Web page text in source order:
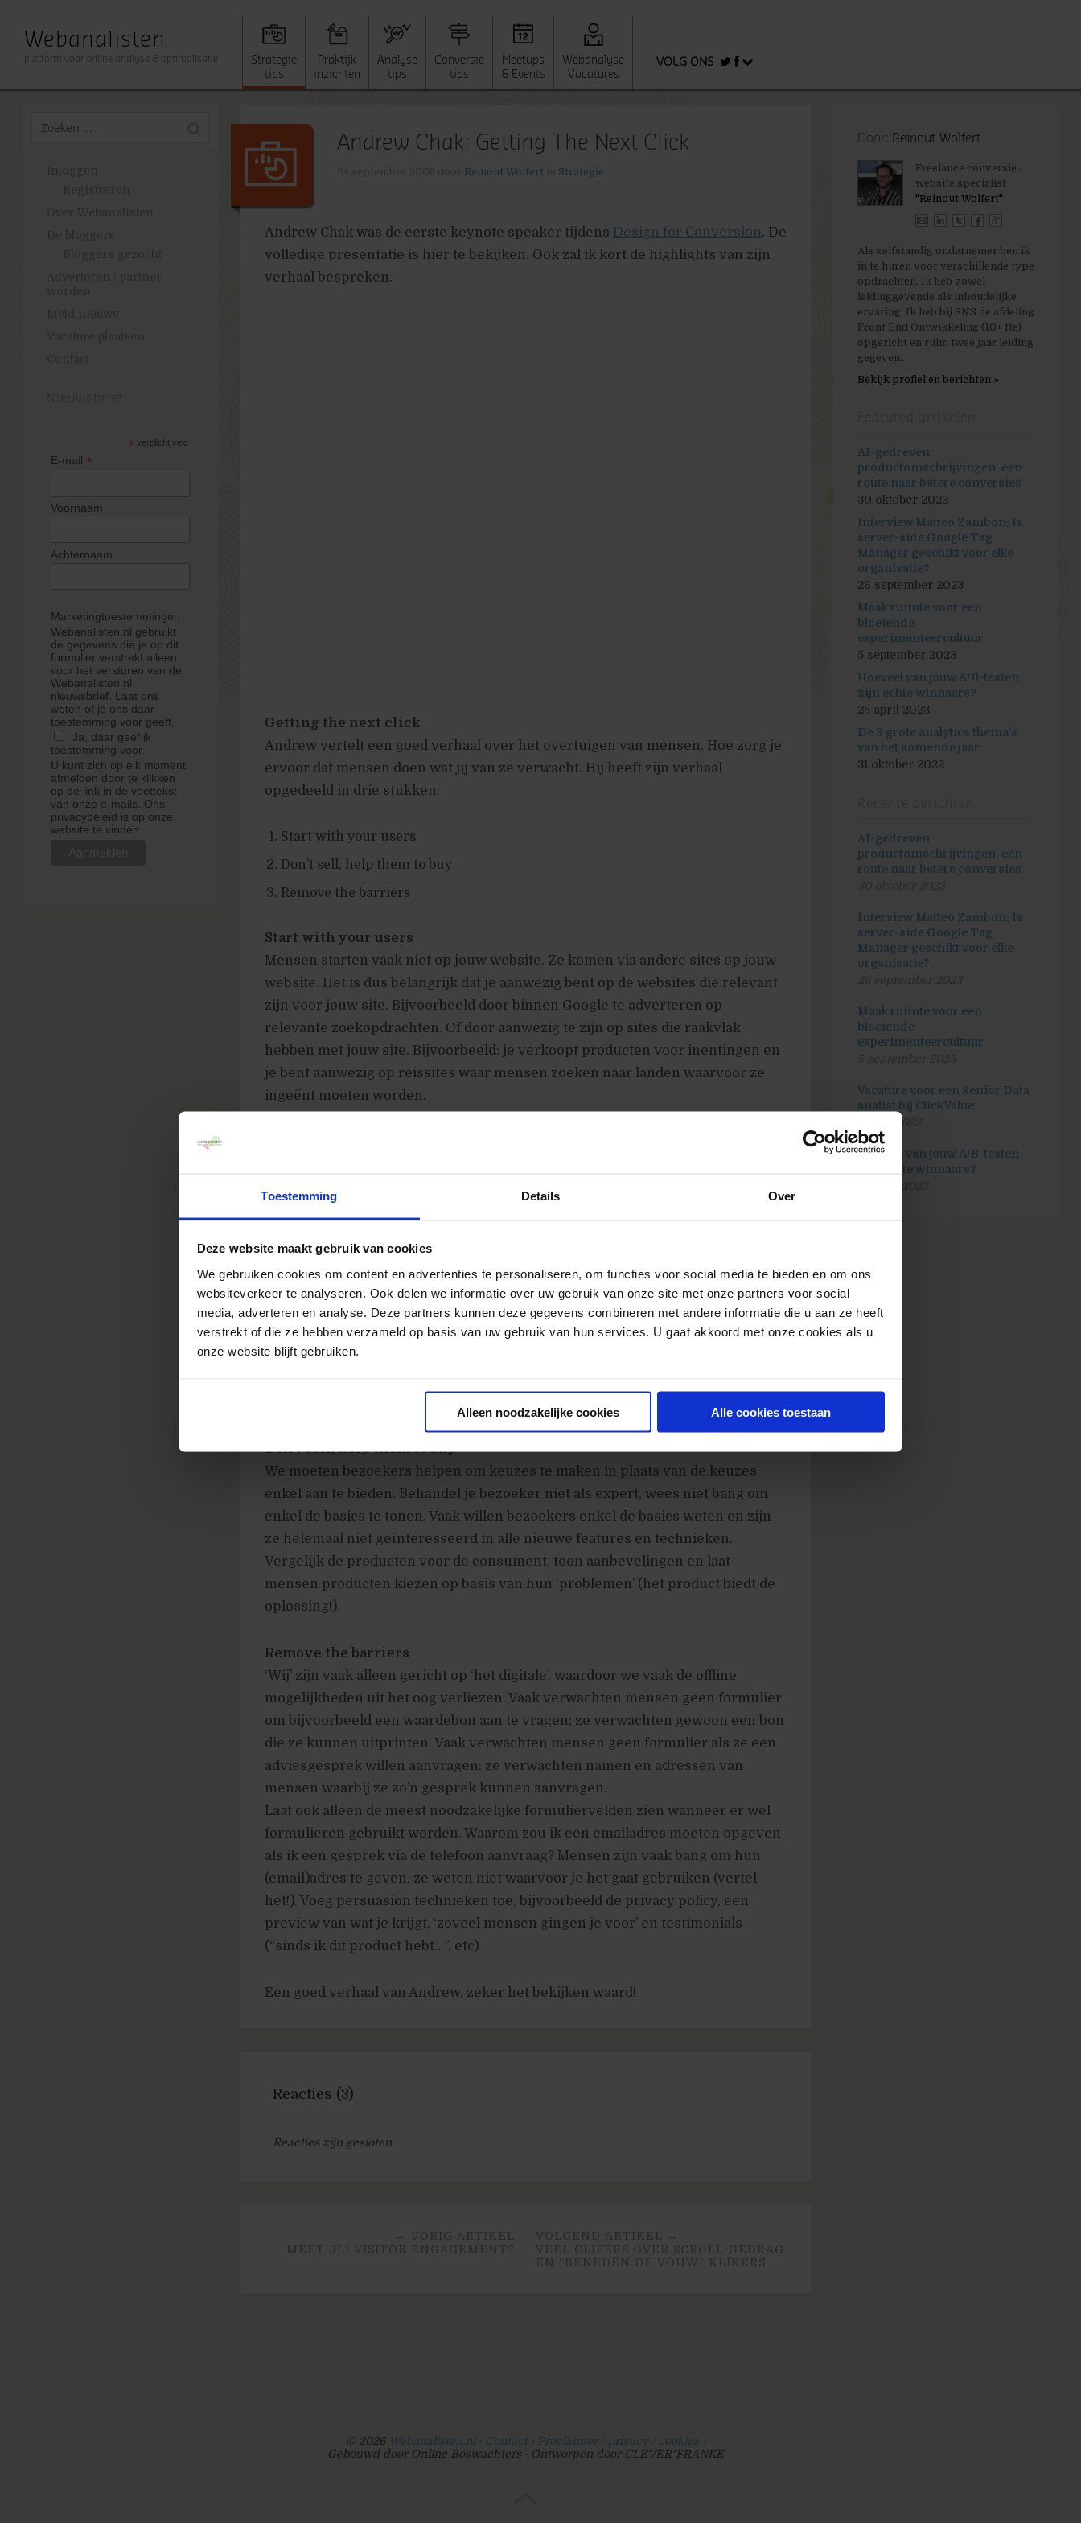
Toestemming Details Over
Deze website maakt gebruik van cookies
We gebruiken cookies om content en advertenties te personaliseren, om functies voor social media te bieden en om ons
websiteverkeer te analyseren. Ook delen we informatie over uw gebruik van onze site met onze partners voor social
media, adverteren en analyse. Deze partners kunnen deze gegevens combineren met andere informatie die u aan ze heeft
verstrekt of die ze hebben verzameld op basis van uw gebruik van hun services. U gaat akkoord met onze cookies als u
onze website blijft gebruiken.
Alleen noodzakelijke cookies Alle cookies toestaan
Webanalisten
platform voor online analyse & optimalisatie
Strategie
tips
Praktijk
inzichten
Analyse
tips
Conversie
tips
Meetups
& Events
Webanalyse
Vacatures
VOLG ONS
* verplicht veld
E-mail *
Voornaam
Achternaam
Marketingtoestemmingen
Webanalisten.nl gebruikt
de gegevens die je op dit
formulier verstrekt alleen
voor het versturen van de
Webanalisten.nl
nieuwsbrief. Laat ons
weten of je ons daar
toestemming voor geeft.
Ja, daar geef ik
toestemming voor.
U kunt zich op elk moment
afmelden door te klikken
op de link in de voettekst
van onze e-mails. Ons
privacybeleid is op onze
website te vinden.
Andrew Chak: Getting The Next Click
Reinout Wolfert Strategie
Andrew Chak was de eerste keynote speaker tijdens Design for Conversion. De
volledige presentatie is hier te bekijken. Ook zal ik kort de highlights van zijn
verhaal bespreken.
Getting the next click
Andrew vertelt een goed verhaal over het overtuigen van mensen. Hoe zorg je
ervoor dat mensen doen wat jij van ze verwacht. Hij heeft zijn verhaal
opgedeeld in drie stukken:
Start with your users
Don’t sell, help them to buy
Remove the barriers
Start with your users
Mensen starten vaak niet op jouw website. Ze komen via andere sites op jouw
website. Het is dus belangrijk dat je aanwezig bent op de websites die relevant
zijn voor jouw site. Bijvoorbeeld door binnen Google te adverteren op
relevante zoekopdrachten. Of door aanwezig te zijn op sites die raakvlak
hebben met jouw site. Bijvoorbeeld: je verkoopt producten voor inentingen en
je bent aanwezig op reissites waar mensen zoeken naar landen waarvoor ze
ingeënt moeten worden.
“I only see what I’m looking for.”
Zorg ervoor dat de dingen waar mensen naar zoeken ook goed zichtbaar zijn.
Gebruik geen teksten die niks vertellen, gebruik zinnen waarin direct duidelijk
is wat er van de bezoeker gevraagd wordt, of wat de bezoeker kan verwachten.
Don’t sell, help them to buy
We moeten bezoekers helpen om keuzes te maken in plaats van de keuzes
enkel aan te bieden. Behandel je bezoeker niet als expert, wees niet bang om
enkel de basics te tonen. Vaak willen bezoekers enkel de basics weten en zijn
ze helemaal niet geïnteresseerd in alle nieuwe features en technieken.
Vergelijk de producten voor de consument, toon aanbevelingen en laat
mensen producten kiezen op basis van hun ‘problemen’ (het product biedt de
oplossing!).
Remove the barriers
‘Wij’ zijn vaak alleen gericht op ‘het digitale’, waardoor we vaak de offline
mogelijkheden uit het oog verliezen. Vaak verwachten mensen geen formulier
om bijvoorbeeld een waardebon aan te vragen; ze verwachten gewoon een bon
die ze kunnen uitprinten. Vaak verwachten mensen geen formulier als ze een
adviesgesprek willen aanvragen; ze verwachten namen en adressen van
mensen waarbij ze zo’n gesprek kunnen aanvragen.
Laat ook alleen de meest noodzakelijke formuliervelden zien wanneer er wel
formulieren gebruikt worden. Waarom zou ik een emailadres moeten opgeven
als ik een gesprek via de telefoon aanvraag? Mensen zijn vaak bang om hun
(email)adres te geven, ze weten niet waarvoor je het gaat gebruiken (vertel
het!). Voeg persuasion technieken toe, bijvoorbeeld de privacy policy, een
preview van wat je krijgt, ‘zoveel mensen gingen je voor’ en testimonials
(“sinds ik dit product hebt…”, etc).
Een goed verhaal van Andrew, zeker het bekijken waard!
Reacties (3)
Reacties zijn gesloten.
VOLGEND ARTIKEL →
VEEL CIJFERS OVER SCROLL-GEDRAG
EN “BENEDEN DE VOUW” KIJKERS
← VORIG ARTIKEL
MEET JIJ VISITOR ENGAGEMENT?
© 2026 Webanalisten.nl Contact
Proclaimer / privacy / cookies
Gebouwd door Online Boswachters
Ontworpen door CLEVER°FRANKE
Door: Reinout Wolfert
Freelance conversie /
website specialist
"Reinout Wolfert"
Als zelfstandig ondernemer ben ik
in te huren voor verschillende type
opdrachten. Ik heb zowel
leidinggevende als inhoudelijke
ervaring. Ik heb bij SNS de afdeling
Front End Ontwikkeling (10+ fte)
opgericht en ruim twee jaar leiding
gegeven...
Bekijk profiel en berichten »
AI-gedreven
productomschrijvingen: een
route naar betere conversies
30 oktober 2023
Interview Matteo Zambon: Is
server-side Google Tag
Manager geschikt voor elke
organisatie?
26 september 2023
Maak ruimte voor een
bloeiende
experimenteercultuur
5 september 2023
Hoeveel van jouw A/B-testen
zijn echte winnaars?
25 april 2023
De 3 grote analytics thema’s
van het komende jaar
31 oktober 2022
AI-gedreven
productomschrijvingen: een
route naar betere conversies
Interview Matteo Zambon: Is
server-side Google Tag
Manager geschikt voor elke
organisatie?
Maak ruimte voor een
bloeiende
experimenteercultuur
Vacature voor een Senior Data
analist bij ClickValue
Hoeveel van jouw A/B-testen
zijn echte winnaars?